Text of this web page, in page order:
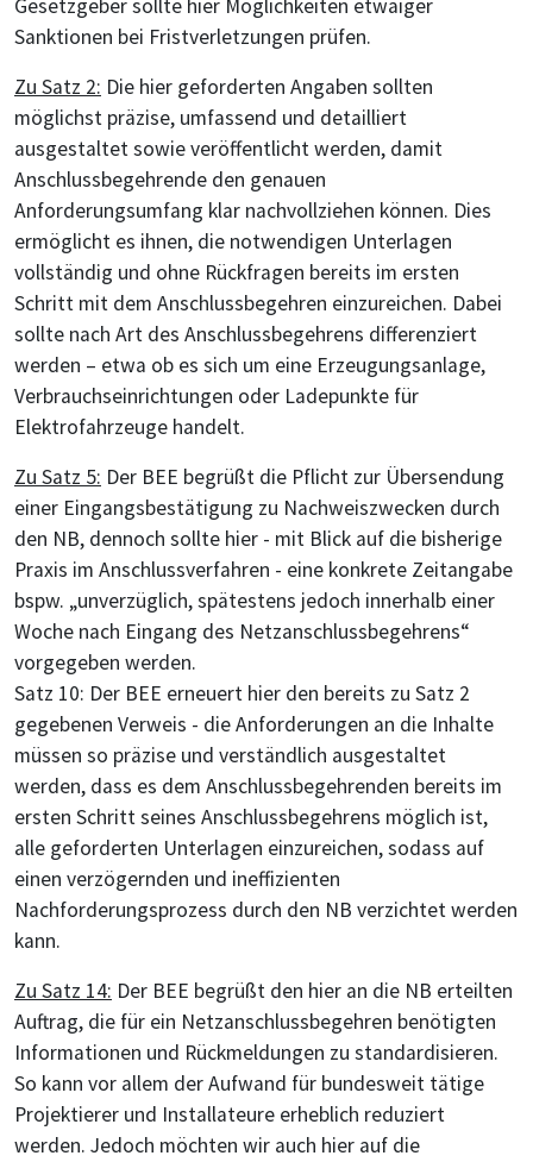
Gesetzgeber sollte hier Möglichkeiten etwaiger
Sanktionen bei Fristverletzungen prüfen.
Zu Satz 2: Die hier geforderten Angaben sollten
möglichst präzise, umfassend und detailliert
ausgestaltet sowie veröffentlicht werden, damit
Anschlussbegehrende den genauen
Anforderungsumfang klar nachvollziehen können. Dies
ermöglicht es ihnen, die notwendigen Unterlagen
vollständig und ohne Rückfragen bereits im ersten
Schritt mit dem Anschlussbegehren einzureichen. Dabei
sollte nach Art des Anschlussbegehrens differenziert
werden – etwa ob es sich um eine Erzeugungsanlage,
Verbrauchseinrichtungen oder Ladepunkte für
Elektrofahrzeuge handelt.
Zu Satz 5: Der BEE begrüßt die Pflicht zur Übersendung
einer Eingangsbestätigung zu Nachweiszwecken durch
den NB, dennoch sollte hier - mit Blick auf die bisherige
Praxis im Anschlussverfahren - eine konkrete Zeitangabe
bspw. „unverzüglich, spätestens jedoch innerhalb einer
Woche nach Eingang des Netzanschlussbegehrens“
vorgegeben werden.
Satz 10: Der BEE erneuert hier den bereits zu Satz 2
gegebenen Verweis - die Anforderungen an die Inhalte
müssen so präzise und verständlich ausgestaltet
werden, dass es dem Anschlussbegehrenden bereits im
ersten Schritt seines Anschlussbegehrens möglich ist,
alle geforderten Unterlagen einzureichen, sodass auf
einen verzögernden und ineffizienten
Nachforderungsprozess durch den NB verzichtet werden
kann.
Zu Satz 14: Der BEE begrüßt den hier an die NB erteilten
Auftrag, die für ein Netzanschlussbegehren benötigten
Informationen und Rückmeldungen zu standardisieren.
So kann vor allem der Aufwand für bundesweit tätige
Projektierer und Installateure erheblich reduziert
werden. Jedoch möchten wir auch hier auf die